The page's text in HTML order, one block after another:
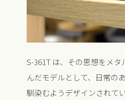
S-361T は、その思想をメ
んだモデルとして、日常の
馴染むようデザインされてい